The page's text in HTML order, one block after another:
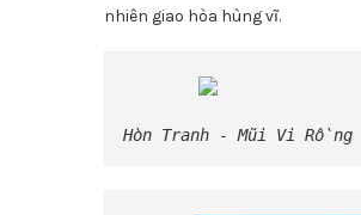
nhiên giao hòa hùng vĩ.
Hòn Tranh - Mũi Vi Rồng